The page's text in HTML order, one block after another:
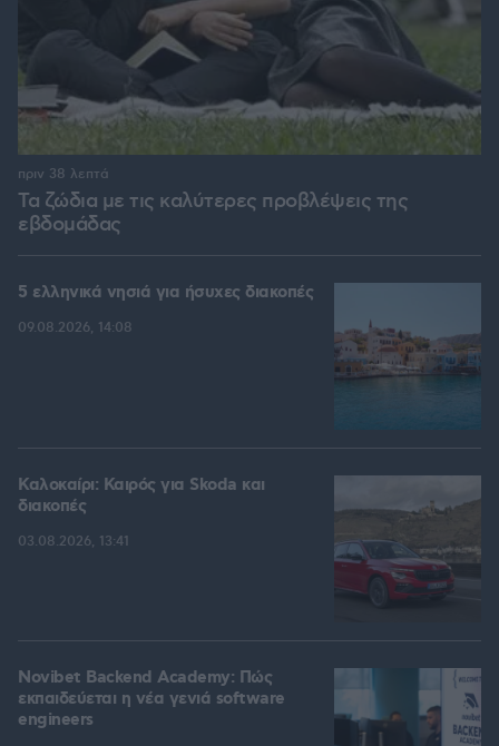
Τα ζώδια με τις καλύτερες προβλέψεις της
εβδομάδας
πριν 38 λεπτά
5 ελληνικά νησιά για ήσυχες διακοπές
09.08.2026, 14:08
Καλοκαίρι: Καιρός για Skoda και
διακοπές
03.08.2026, 13:41
Novibet Backend Academy: Πώς
εκπαιδεύεται η νέα γενιά software
engineers